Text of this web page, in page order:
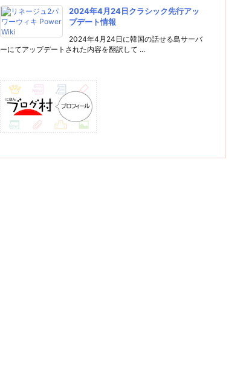
2024年4月24日クラシック先行アッ
プデート情報
2024年4月24日に韓国の話せる島サーバ
ーにてアップデートされた内容を翻訳して ...